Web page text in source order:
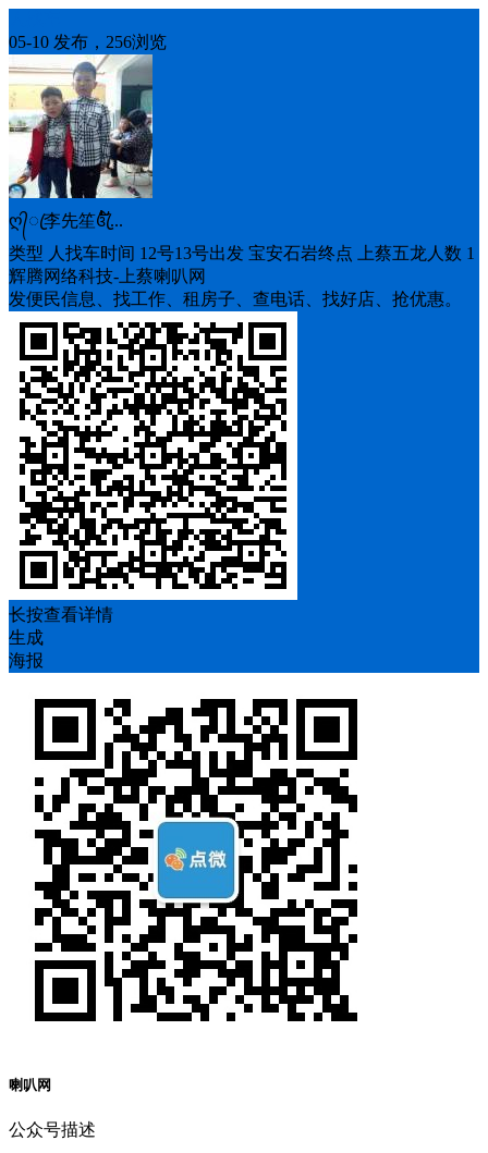
05-10 发布，256浏览
ღ᭄ꦿ李先笙꧔ꦿ້໌...
类型 人找车时间 12号13号出发 宝安石岩终点 上蔡五龙人数 1
辉腾网络科技-上蔡喇叭网
发便民信息、找工作、租房子、查电话、找好店、抢优惠。
长按查看详情
生成
海报
喇叭网
公众号描述